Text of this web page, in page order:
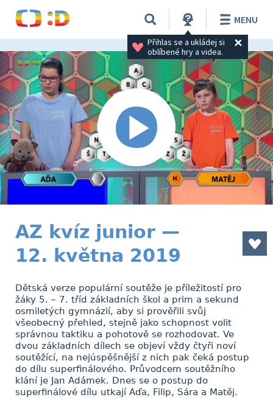
Přihlas se a ukládej si
oblíbené hry a videa.
MENU
AZ kvíz junior —
12. května 2019
Dětská verze populární soutěže je příležitostí pro
žáky 5. – 7. tříd základních škol a prim a sekund
osmiletých gymnázií, aby si prověřili svůj
všeobecný přehled, stejně jako schopnost volit
správnou taktiku a pohotově se rozhodovat. Ve
dvou základních dílech se objeví vždy čtyři noví
soutěžící, na nejúspěšnější z nich pak čeká postup
do dílu superfinálového. Průvodcem soutěžního
klání je Jan Adámek. Dnes se o postup do
superfinálové dílu utkají Aďa, Filip, Sára a Matěj.